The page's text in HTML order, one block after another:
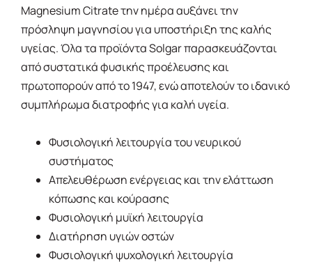
Magnesium Citrate την ημέρα αυξάνει την
πρόσληψη μαγνησίου για υποστήριξη της καλής
υγείας. Όλα τα προϊόντα Solgar παρασκευάζονται
από συστατικά φυσικής προέλευσης και
πρωτοπορούν από το 1947, ενώ αποτελούν το ιδανικό
συμπλήρωμα διατροφής για καλή υγεία.
Φυσιολογική λειτουργία του νευρικού
συστήματος
Απελευθέρωση ενέργειας και την ελάττωση
κόπωσης και κούρασης
Φυσιολογική μυϊκή λειτουργία
Διατήρηση υγιών οστών
Φυσιολογική ψυχολογική λειτουργία